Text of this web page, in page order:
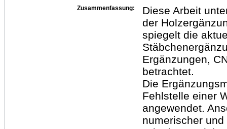
Zusammenfassung:
Diese Arbeit
der
spiegelt die
Ergänzungen,
betrachtet.
Die
Fehlstelle einer
angewendet.
numerischer